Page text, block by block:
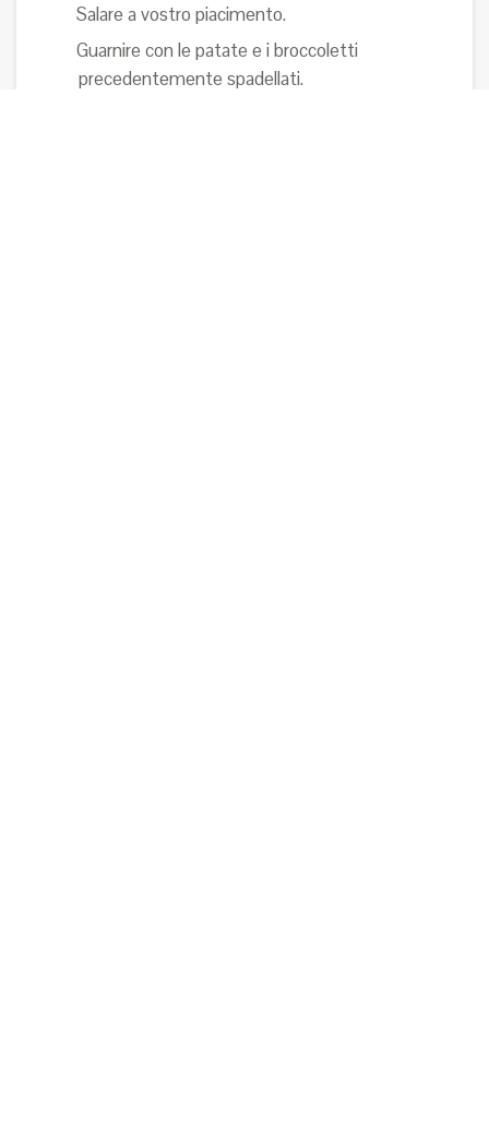
Salare a vostro piacimento.
Guarnire con le patate e i broccoletti
precedentemente spadellati.